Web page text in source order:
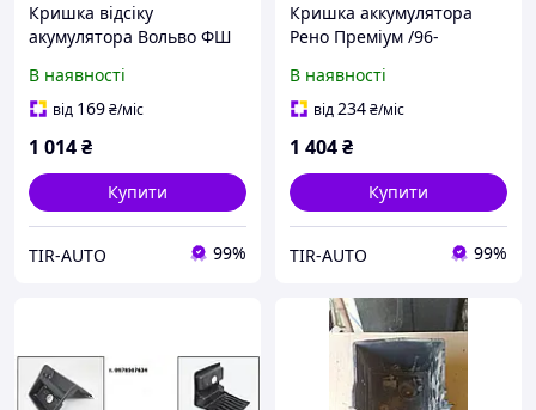
Кришка відсіку
акумулятора Вольво ФШ
20541447 100329CNT
В наявності
від 169₴/міс
1 014₴
Купити
TIR-AUTO 99%
Кришка аккумулятора
Рено Преміум /96-
В наявності
від234₴/міс
1 404₴
Купити
TIR-AUTO 99%